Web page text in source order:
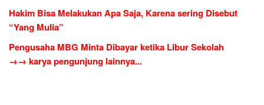
Hakim Bisa Melakukan Apa Saja, Karena sering Disebut
“Yang Mulia”
Pengusaha MBG Minta Dibayar ketika Libur Sekolah
→→ karya pengunjung lainnya...